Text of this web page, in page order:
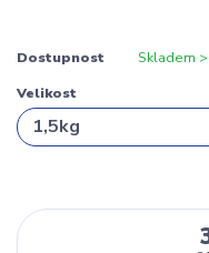
Dostupnost Skladem
Velikost